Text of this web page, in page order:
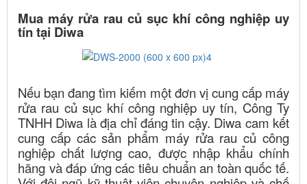
Mua máy rửa rau củ sục khí công nghiệp uy
tín tại Diwa
Nếu bạn đang tìm kiếm một đơn vị cung cấp máy
rửa rau củ sục khí công nghiệp uy tín, Công Ty
TNHH Diwa là địa chỉ đáng tin cậy. Diwa cam kết
cung cấp các sản phẩm máy rửa rau củ công
nghiệp chất lượng cao, được nhập khẩu chính
hãng và đáp ứng các tiêu chuẩn an toàn quốc tế.